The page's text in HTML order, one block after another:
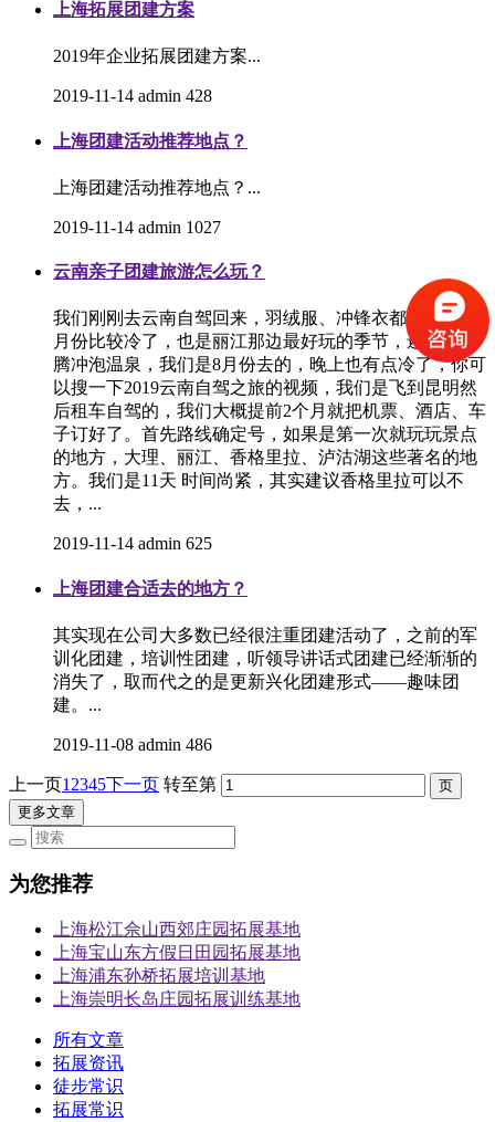
上海拓展团建方案
2019年企业拓展团建方案...
2019-11-14 admin 428
上海团建活动推荐地点？
上海团建活动推荐地点？...
2019-11-14 admin 1027
云南亲子团建旅游怎么玩？
我们刚刚去云南自驾回来，羽绒服、冲锋衣都要带，11
月份比较冷了，也是丽江那边最好玩的季节，还可以去
腾冲泡温泉，我们是8月份去的，晚上也有点冷了，你可
以搜一下2019云南自驾之旅的视频，我们是飞到昆明然
后租车自驾的，我们大概提前2个月就把机票、酒店、车
子订好了。首先路线确定号，如果是第一次就玩玩景点
的地方，大理、丽江、香格里拉、泸沽湖这些著名的地
方。我们是11天 时间尚紧，其实建议香格里拉可以不
去，...
2019-11-14 admin 625
上海团建合适去的地方？
其实现在公司大多数已经很注重团建活动了，之前的军
训化团建，培训性团建，听领导讲话式团建已经渐渐的
消失了，取而代之的是更新兴化团建形式――趣味团
建。...
2019-11-08 admin 486
上一页1 2345下一页 转至第
更多文章
为您推荐
上海松江佘山西郊庄园拓展基地
上海宝山东方假日田园拓展基地
上海浦东孙桥拓展培训基地
上海崇明长岛庄园拓展训练基地
所有文章
拓展资讯
徒步常识
拓展常识